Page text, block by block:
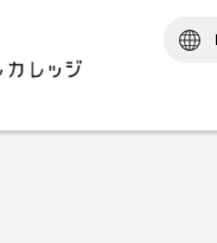
TOP